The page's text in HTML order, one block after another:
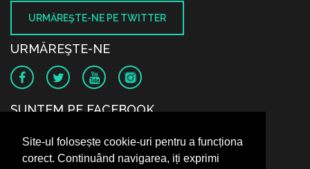
Site-ul folosește cookie-uri pentru a funcționa
corect. Continuând navigarea, iți exprimi
URMĂREŞTE-NE PE TWITTER
URMĂREŞTE-NE
SUNTEM PE FACEBOOK